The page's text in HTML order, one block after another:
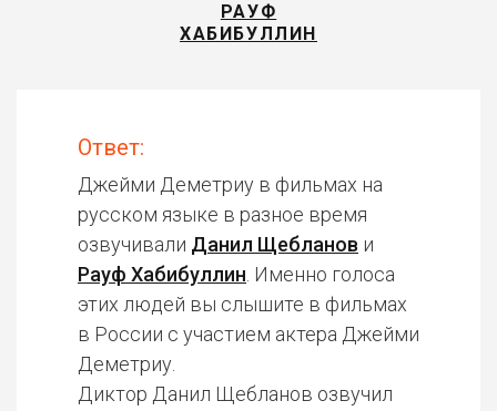
РАУФ
ХАБИБУЛЛИН
Ответ:
Джейми Деметриу в фильмах на
русском языке в разное время
озвучивали Данил Щебланов и
Рауф Хабибуллин . Именно голоса
этих людей вы слышите в фильмах
в России с участием актера Джейми
Деметриу.
Диктор Данил Щебланов озвучил